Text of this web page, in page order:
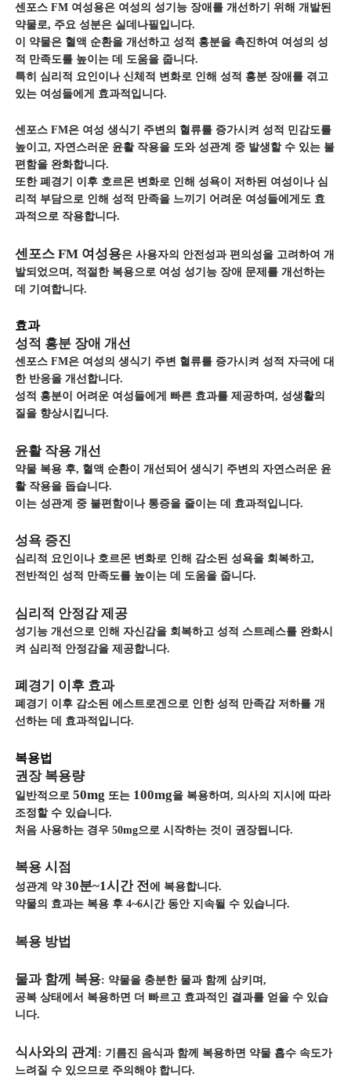
센포스 FM 여성용은 여성의 성기능 장애를 개선하기 위해 개발된
약물로, 주요 성분은 실데나필입니다.
이 약물은 혈액 순환을 개선하고 성적 흥분을 촉진하여 여성의 성
적 만족도를 높이는 데 도움을 줍니다.
특히 심리적 요인이나 신체적 변화로 인해 성적 흥분 장애를 겪고
있는 여성들에게 효과적입니다.
센포스 FM은 여성 생식기 주변의 혈류를 증가시켜 성적 민감도를
높이고, 자연스러운 윤활 작용을 도와 성관계 중 발생할 수 있는 불
편함을 완화합니다.
또한 폐경기 이후 호르몬 변화로 인해 성욕이 저하된 여성이나 심
리적 부담으로 인해 성적 만족을 느끼기 어려운 여성들에게도 효
과적으로 작용합니다.
센포스 FM 여성용은 사용자의 안전성과 편의성을 고려하여 개
발되었으며, 적절한 복용으로 여성 성기능 장애 문제를 개선하는
데 기여합니다.
효과
성적 흥분 장애 개선
센포스 FM은 여성의 생식기 주변 혈류를 증가시켜 성적 자극에 대
한 반응을 개선합니다.
성적 흥분이 어려운 여성들에게 빠른 효과를 제공하며, 성생활의
질을 향상시킵니다.
윤활 작용 개선
약물 복용 후, 혈액 순환이 개선되어 생식기 주변의 자연스러운 윤
활 작용을 돕습니다.
이는 성관계 중 불편함이나 통증을 줄이는 데 효과적입니다.
성욕 증진
심리적 요인이나 호르몬 변화로 인해 감소된 성욕을 회복하고,
전반적인 성적 만족도를 높이는 데 도움을 줍니다.
심리적 안정감 제공
성기능 개선으로 인해 자신감을 회복하고 성적 스트레스를 완화시
켜 심리적 안정감을 제공합니다.
폐경기 이후 효과
폐경기 이후 감소된 에스트로겐으로 인한 성적 만족감 저하를 개
선하는 데 효과적입니다.
복용법
권장 복용량
일반적으로50mg 또는 100mg을 복용하며, 의사의 지시에 따라
조정할 수 있습니다.
처음 사용하는 경우 50mg으로 시작하는 것이 권장됩니다.
복용 시점
성관계 약30분~1시간 전에 복용합니다.
약물의 효과는 복용 후 4~6시간 동안 지속될 수 있습니다.
복용 방법
물과 함께 복용: 약물을 충분한 물과 함께 삼키며,
공복 상태에서 복용하면 더 빠르고 효과적인 결과를 얻을 수 있습
니다.
식사와의 관계 : 기름진 음식과 함께 복용하면 약물 흡수 속도가
느려질 수 있으므로 주의해야 합니다.